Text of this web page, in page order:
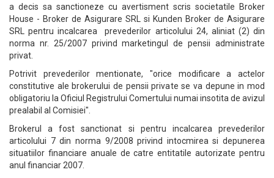
a decis sa sanctioneze cu avertisment scris societatile Broker
House - Broker de Asigurare SRL si Kunden Broker de Asigurare
SRL pentru incalcarea prevederilor articolului 24, aliniat (2) din
norma nr. 25/2007 privind marketingul de pensii administrate
privat.
Potrivit prevederilor mentionate, "orice modificare a actelor
constitutive ale brokerului de pensii private se va depune in mod
obligatoriu la Oficiul Registrului Comertului numai insotita de avizul
prealabil al Comisiei".
Brokerul a fost sanctionat si pentru incalcarea prevederilor
articolului 7 din norma 9/2008 privind intocmirea si depunerea
situatiilor financiare anuale de catre entitatile autorizate pentru
anul financiar 2007.